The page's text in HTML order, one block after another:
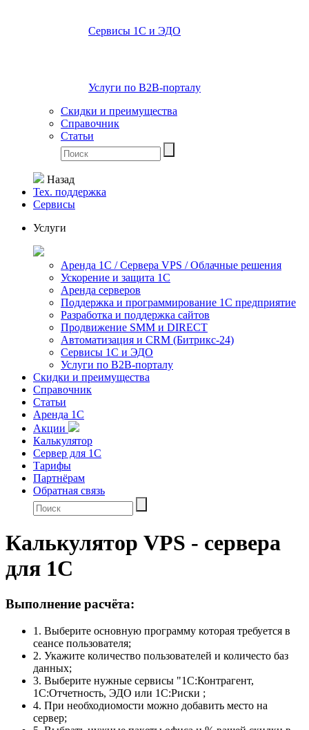
Сервисы 1С и ЭДО
Услуги по В2В-порталу
Скидки и преимущества
Справочник
Статьи
Назад
Тех. поддержка
Сервисы
Услуги
Аренда 1С / Сервера VPS / Облачные решения
Ускорение и защита 1С
Аренда серверов
Поддержка и программирование 1С предприятие
Разработка и поддержка сайтов
Продвижение SMM и DIRECT
Автоматизация и СRМ (Битрикс-24)
Сервисы 1С и ЭДО
Услуги по В2В-порталу
Скидки и преимущества
Справочник
Статьи
Аренда 1С
Акции
Калькулятор
Сервер для 1С
Тарифы
Партнёрам
Обратная связь
Калькулятор VPS - сервера
для 1С
Выполнение расчёта:
1. Выберите основную программу которая требуется в
сеансе пользователя;
2. Укажите количество пользователей и количесто баз
данных;
3. Выберите нужные сервисы "1С:Контрагент,
1С:Отчетность, ЭДО или 1С:Риски ;
4. При необходиомости можно добавить место на
сервер;